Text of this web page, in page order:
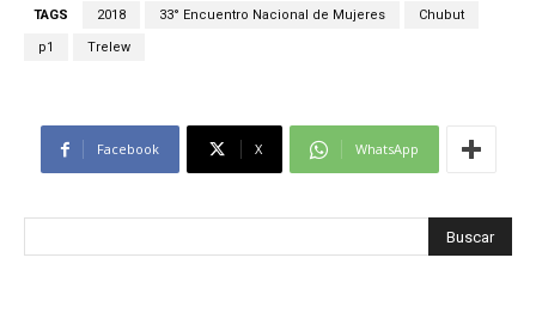
TAGS 2018 33° Encuentro Nacional de Mujeres Chubut
p1 Trelew
Facebook X WhatsApp